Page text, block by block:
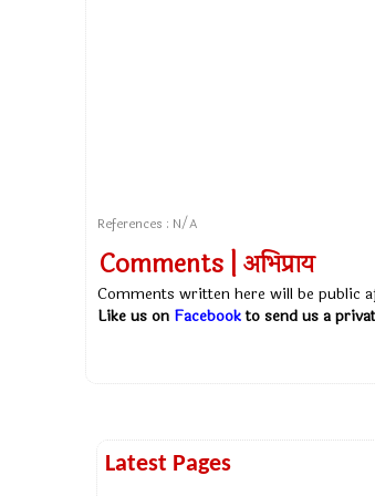
References : N/A
Comments | अभिप्राय
Comments written here will be public
Like us on Facebookto send us a
Latest Pages